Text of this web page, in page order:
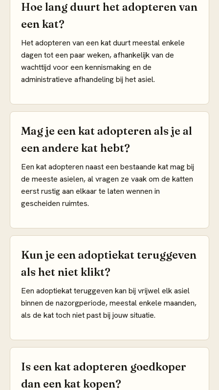
Hoe lang duurt het adopteren van
een kat?
Het adopteren van een kat duurt meestal enkele
dagen tot een paar weken, afhankelijk van de
wachttijd voor een kennismaking en de
administratieve afhandeling bij het asiel.
Mag je een kat adopteren als je al
een andere kat hebt?
Een kat adopteren naast een bestaande kat mag bij
de meeste asielen, al vragen ze vaak om de katten
eerst rustig aan elkaar te laten wennen in
gescheiden ruimtes.
Kun je een adoptiekat teruggeven
als het niet klikt?
Een adoptiekat teruggeven kan bij vrijwel elk asiel
binnen de nazorgperiode, meestal enkele maanden,
als de kat toch niet past bij jouw situatie.
Is een kat adopteren goedkoper
dan een kat kopen?